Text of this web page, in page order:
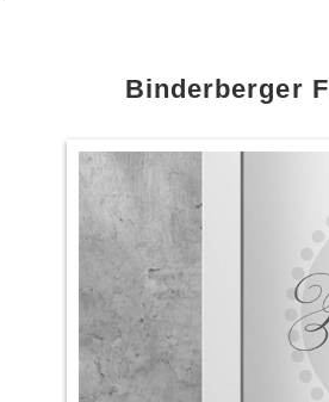
Binderberger